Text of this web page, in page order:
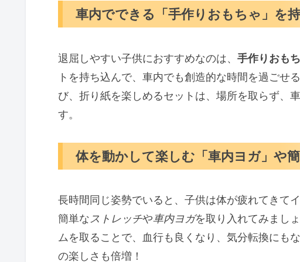
車内でできる「手作りおもちゃ」を
退屈しやすい子供におすすめなのは、 手作りおも
トを持ち込んで、車内でも創造的な時間を過ごせ
び、折り紙を楽しめるセットは、場所を取らず、
す。
体を動かして楽しむ「車内ヨガ」や
長時間同じ姿勢でいると、子供は体が疲れてきて
簡単なストレッチや車内ヨガを取り入れてみまし
ムを取ることで、血行も良くなり、気分転換にも
の楽しさも倍増！